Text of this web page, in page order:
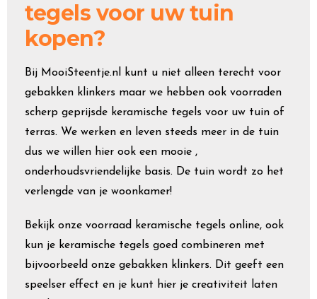
tegels voor uw tuin
kopen?
Bij MooiSteentje.nl kunt u niet alleen terecht voor
gebakken klinkers maar we hebben ook voorraden
scherp geprijsde keramische tegels voor uw tuin of
terras. We werken en leven steeds meer in de tuin
dus we willen hier ook een mooie ,
onderhoudsvriendelijke basis. De tuin wordt zo het
verlengde van je woonkamer!
Bekijk onze voorraad keramische tegels online, ook
kun je keramische tegels goed combineren met
bijvoorbeeld onze gebakken klinkers. Dit geeft een
speelser effect en je kunt hier je creativiteit laten